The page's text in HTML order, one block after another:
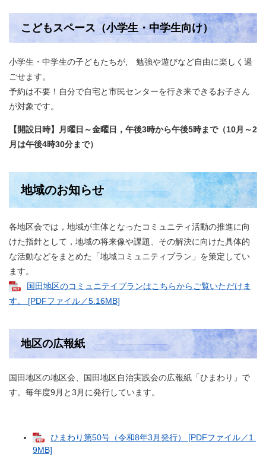
こどもスペース（小学生・中学生向け）
小学生・中学生の子どもたちが, 勉強や遊びなど自由に楽しく過
ごせます。
予約は不要！自分で自宅と市民センターを行き来できるお子さん
が対象です。
【開設日時】月曜日～金曜日，午後3時から午後5時まで（10月～2
月は午後4時30分まで）
地域のお知らせ
各地区会では，地域が主体となったコミュニティ活動の推進に向
けた指針として，地域の将来像や課題、その解決に向けた具体的
な活動などをまとめた「地域コミュニティプラン」を策定してい
ます。
国田地区のコミュニテイプランはこちらからご覧いただけま
す。 [PDFファイル／5.16MB]
地区の広報紙
国田地区の地区会、国田地区自治実践会の広報紙「ひまわり」で
す。毎年度9月と3月に発行しています。
ひまわり第50号（令和8年3月発行） [PDFファイル／1.
9MB]